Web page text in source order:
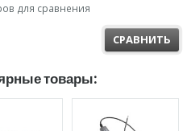
для сравнения
СРАВНИТЬ
товары: